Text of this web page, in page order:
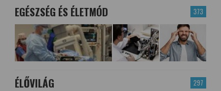
373
EGÉSZSÉG ÉS ÉLETMÓD
297
ÉLŐVILÁG